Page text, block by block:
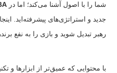
شما را با اصول آشنا می‌کند؛ اما در
جدید و استراتژی‌های پیشرفته‌اید.
رهبر تبدیل شوید و بازی را به نفع
با محتوایی که عمیق‌تر از ابزارها و